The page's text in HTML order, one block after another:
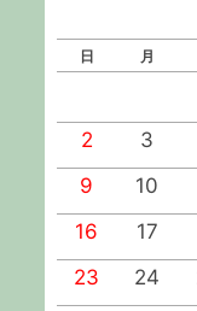
日 月
2
3
9
10
16
17
23
24